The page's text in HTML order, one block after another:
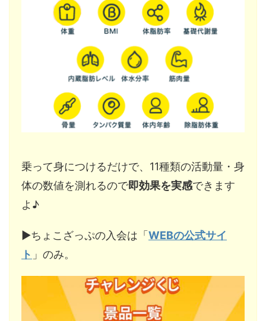
乗って身につけるだけで、11種類の活動量・身
体の数値を測れるので即効果を実感できます
よ♪
▶︎ちょこざっぷの入会は「WEBの公式サイ
ト 」のみ。